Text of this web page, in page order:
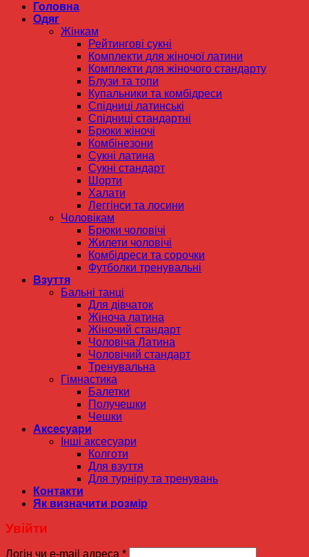
Головна
Одяг
Жінкам
Рейтингові сукні
Комплекти для жіночої латини
Комплекти для жіночого стандарту
Блузи та топи
Купальники та комбідреси
Спідниці латинські
Спідниці стандартні
Брюки жіночі
Комбінезони
Сукні латина
Сукні стандарт
Шорти
Халати
Леггінси та лосини
Чоловікам
Брюки чоловічі
Жилети чоловічі
Комбідреси та сорочки
Футболки тренувальні
Взуття
Бальні танці
Для дівчаток
Жіноча латина
Жіночий стандарт
Чоловіча Латина
Чоловічий стандарт
Тренувальна
Гімнастика
Балетки
Получешки
Чешки
Аксесуари
Інші аксесуари
Колготи
Для взуття
Для турніру та тренувань
Контакти
Як визначити розмір
Увійти
Логін чи e-mail адреса *